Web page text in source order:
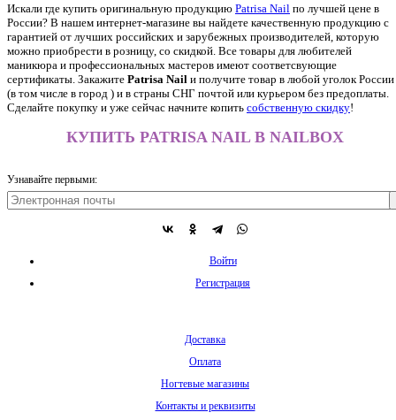
Искали где купить оригинальную продукцию Patrisa Nail по лучшей цене в
России? В нашем интернет-магазине вы найдете качественную продукцию с
гарантией от лучших российских и зарубежных производителей, которую
можно приобрести в розницу, со скидкой. Все товары для любителей
маникюра и профессиональных мастеров имеют соответсвующие
сертификаты. Закажите Patrisa Nail и получите товар в любой уголок России
(в том числе в город ) и в страны СНГ почтой или курьером без предоплаты.
Сделайте покупку и уже сейчас начните копить собственную скидку!
КУПИТЬ PATRISA NAIL В NAILBOX
Узнавайте первыми:
Войти
Регистрация
Доставка
Оплата
Ногтевые магазины
Контакты и реквизиты